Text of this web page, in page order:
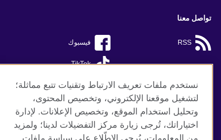
تواصل معنا
فيسبوك RSS
TikTok
موقع المجلس الثقافي البريطاني العالمي
الخصوصية وشروط الاستخدام
نستخدم ملفات تعريف الارتباط وتقنيات تتبع مماثلة؛
لتشغيل موقعنا الإلكتروني، وتخصيص المحتوى،
وتحليل استخدام الموقع، وتخصيص الإعلانات. لإدارة
اختياراتك، تُرجى زيارة مركز التفضيلات لدينا؛ ولمزيد
من المعلومات، يُرجى الاطّلاع على سياسة ملفات